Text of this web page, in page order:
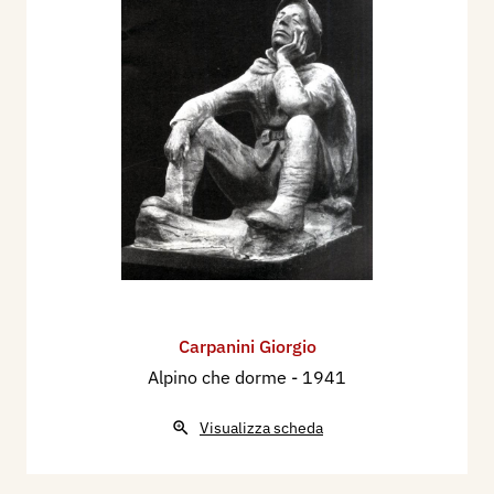
catalogo, Roma, Stato Maggiore R. Esercito, pp.
37, 144 ill.
1949 - Francesco Sapori: Scultura italiana
moderna, Roma, Libreria dello Stato.
1950 - VI Mostra Italiana di Arte Sacra per la
Casa Cristiana - Primavera all'Angelicum,
catalogo mostra, Milano, p. 14.
1950 - 3° Premio Suzzara - Lavoro e Lavoratori
nell’Arte, catalogo mostra.
Contemporanei, Milano, I.T.E., p. 68.
1952 - Mostra personale GIORGIO CARPANINI -
Carpanini Giorgio
Alpino che dorme - 1941
Visualizza scheda